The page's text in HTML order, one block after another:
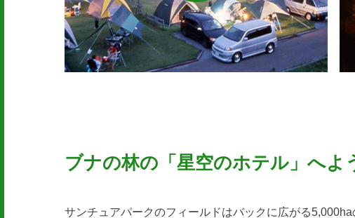
ブナの林の「星空のホテル」へよ
サンチュアパークのフィールドはバックに広がる